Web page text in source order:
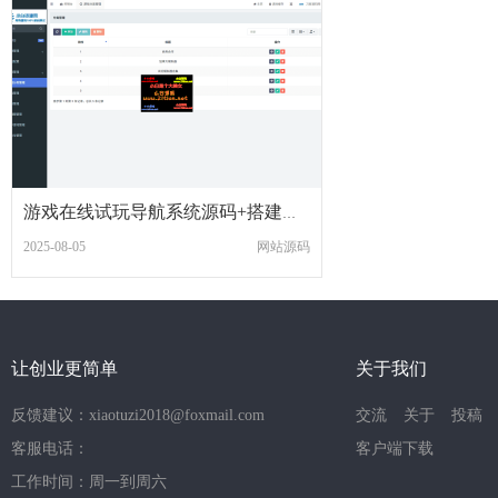
2025-08-05 网站源码
让创业更简单
反馈建议：xiaotuzi2018@foxmail.com
客服电话：
工作时间：周一到周六
关于我们
交流 关于
投稿
客户端下载